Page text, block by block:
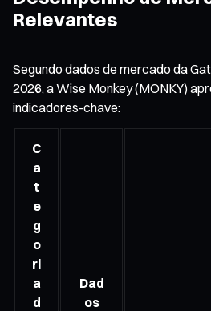
Relevantes
Segundo dados de mercado da
2026, a Wise Monkey (MONKY)
indicadores-chave:
C
a
t
e
g
o
ri
a
d
Dad
os